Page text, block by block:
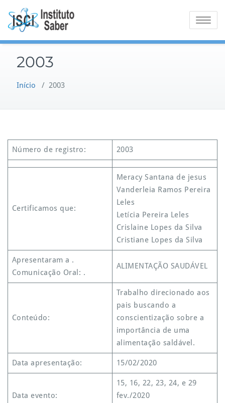
content
Toggle
2003
Início / 2003
Número de registro: 2003
Certificamos que:
Meracy Santana de jesus
Vanderleia Ramos Pereira
Leles
Letícia Pereira Leles
Crislaine Lopes da Silva
Cristiane Lopes da Silva
Apresentaram a .
Comunicação Oral: .
ALIMENTAÇÃO SAUDÁVEL
Conteúdo:
Trabalho direcionado aos
pais buscando a
conscientização sobre a
importância de uma
alimentação saldável.
Data apresentação: 15/02/2020
Data evento:
15, 16, 22, 23, 24, e 29
fev./2020